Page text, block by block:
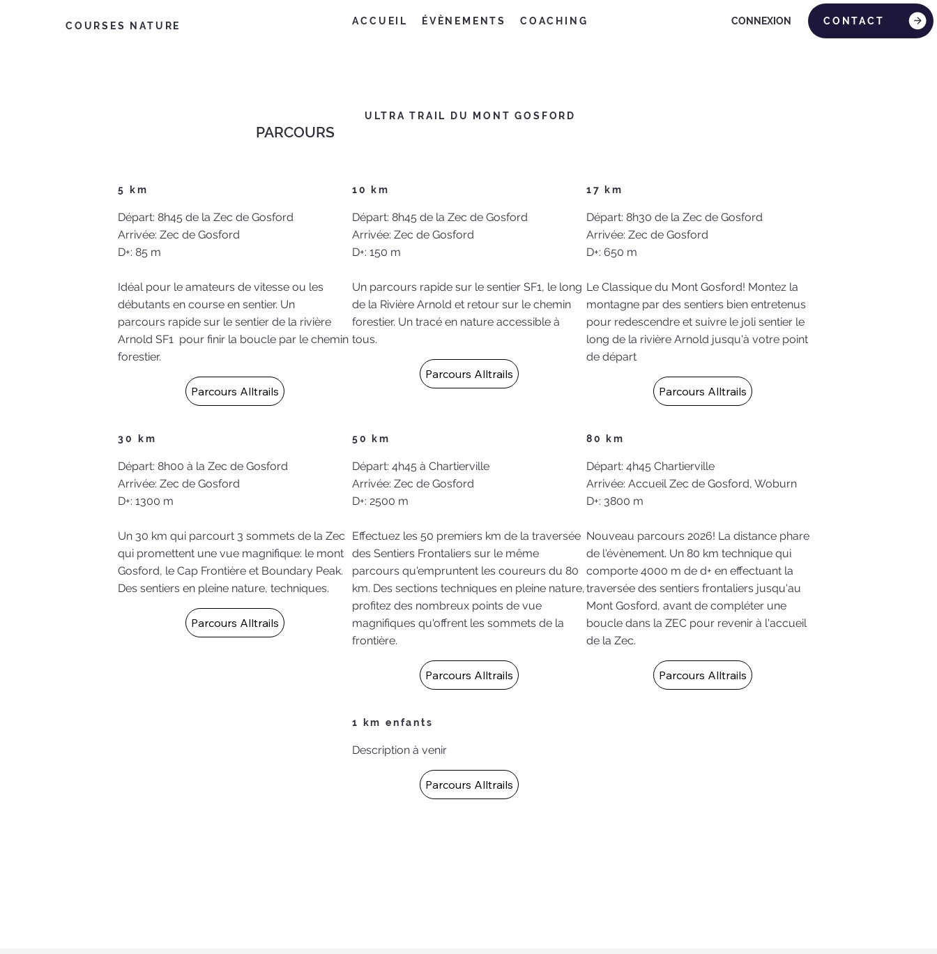
COURSES NATURE ACCUEIL ÉVÈNEMENTS COACHING CONNEXION CONTACT
ULTRA TRAIL DU MONT GOSFORD
PARCOURS
5 km
Départ: 8h45 de la Zec de Gosford
Arrivée: Zec de Gosford
D+: 85 m
Idéal pour le amateurs de vitesse ou les
débutants en course en sentier. Un
parcours rapide sur le sentier de la rivière
Arnold SF1 pour finir la boucle par le chemin
forestier.
Parcours Alltrails
10 km
Départ: 8h45 de la Zec de Gosford
Arrivée: Zec de Gosford
D+: 150 m
Un parcours rapide sur le sentier SF1, le long
de la Rivière Arnold et retour sur le chemin
forestier. Un tracé en nature accessible à
tous.
Parcours Alltrails
17 km
Départ: 8h30 de la Zec de Gosford
Arrivée: Zec de Gosford
D+: 650 m
Le Classique du Mont Gosford! Montez la
montagne par des sentiers bien entretenus
pour redescendre et suivre le joli sentier le
long de la rivière Arnold jusqu'à votre point
de départ
Parcours Alltrails
30 km
Départ: 8h00 à la Zec de Gosford
Arrivée: Zec de Gosford
D+: 1300 m
Un 30 km qui parcourt 3 sommets de la Zec
qui promettent une vue magnifique: le mont
Gosford, le Cap Frontière et Boundary Peak.
Des sentiers en pleine nature, techniques.
Parcours Alltrails
50 km
Départ: 4h45 à Chartierville
Arrivée: Zec de Gosford
D+: 2500 m
Effectuez les 50 premiers km de la traversée
des Sentiers Frontaliers sur le même
parcours qu'empruntent les coureurs du 80
km. Des sections techniques en pleine nature,
profitez des nombreux points de vue
magnifiques qu'offrent les sommets de la
frontière.
Parcours Alltrails
80 km
Départ: 4h45 Chartierville
Arrivée: Accueil Zec de Gosford, Woburn
D+: 3800 m
Nouveau parcours 2026! La distance phare
de l'évènement. Un 80 km technique qui
comporte 4000 m de d+ en effectuant la
traversée des sentiers frontaliers jusqu'au
Mont Gosford, avant de compléter une
boucle dans la ZEC pour revenir à l'accueil
de la Zec.
Parcours Alltrails
1 km enfants
Description à venir
Parcours Alltrails